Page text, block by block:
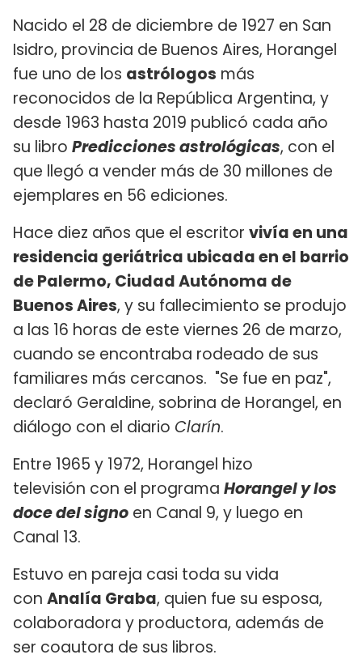
Nacido el 28 de diciembre de 1927 en San
Isidro, provincia de Buenos Aires, Horangel
fue uno de los astrólogos más
reconocidos de la República Argentina, y
desde 1963 hasta 2019 publicó cada año
su libro Predicciones astrológicas, con el
que llegó a vender más de 30 millones de
ejemplares en 56 ediciones.
Hace diez años que el escritor vivía en una
residencia geriátrica ubicada en el barrio
de Palermo, Ciudad Autónoma de
Buenos Aires, y su fallecimiento se produjo
a las 16 horas de este viernes 26 de marzo,
cuando se encontraba rodeado de sus
familiares más cercanos. "Se fue en paz",
declaró Geraldine, sobrina de Horangel, en
diálogo con el diario Clarín.
Entre 1965 y 1972, Horangel hizo
televisión con el programa Horangel y los
doce del signo en Canal 9, y luego en
Canal 13.
Estuvo en pareja casi toda su vida
con Analía Graba, quien fue su esposa,
colaboradora y productora, además de
ser coautora de sus libros.